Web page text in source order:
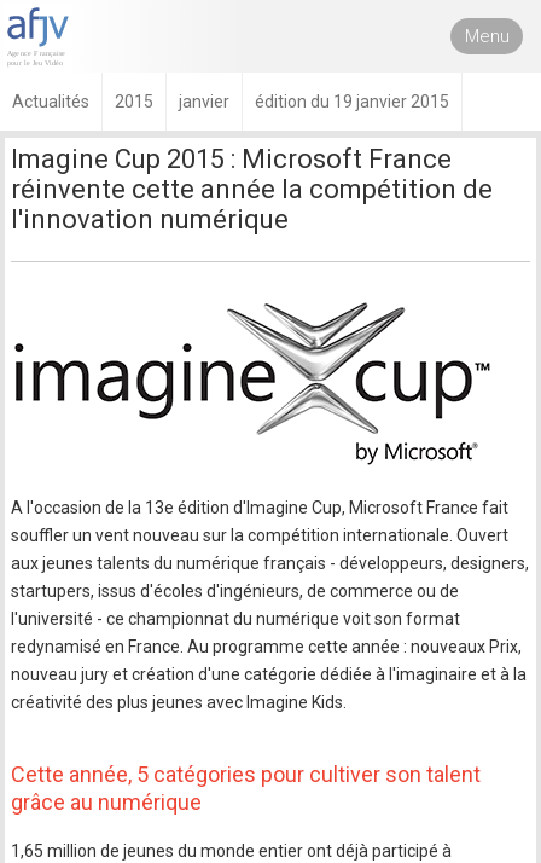
Menu
Actualités 2015 janvier édition du 19 janvier 2015
Imagine Cup 2015 : Microsoft France
réinvente cette année la compétition de
l'innovation numérique
A l'occasion de la 13e édition d'Imagine Cup, Microsoft France fait
souffler un vent nouveau sur la compétition internationale. Ouvert
aux jeunes talents du numérique français - développeurs, designers,
startupers, issus d'écoles d'ingénieurs, de commerce ou de
l'université - ce championnat du numérique voit son format
redynamisé en France. Au programme cette année : nouveaux Prix,
nouveau jury et création d'une catégorie dédiée à l'imaginaire et à la
créativité des plus jeunes avec Imagine Kids.
Cette année, 5 catégories pour cultiver son talent
grâce au numérique
1,65 million de jeunes du monde entier ont déjà participé à